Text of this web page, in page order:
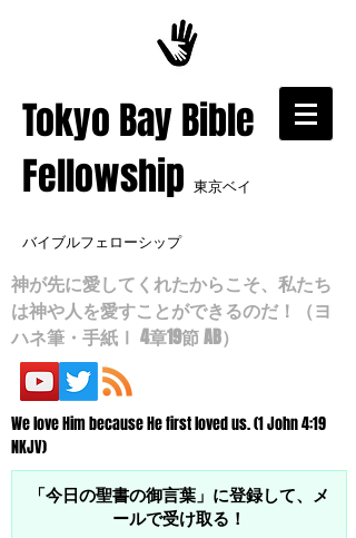
​Tokyo Bay Bible
Fellowship 東京ベイ
バイブルフェローシップ
神が先に愛してくれたからこそ、私たち
は神や人を愛すことができるのだ！（ヨ
ハネ筆・手紙Ⅰ 4章19節 AB）
We love Him because He first loved us. (1 John 4:19
NKJV)
「今日の聖書の御言葉」に登録して、メ
ールで受け取る！